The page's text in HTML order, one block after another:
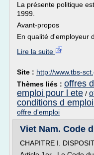
La présente politique
1999.
Avant-propos
En qualité d'employeur
Lire la suite
Site : http://www.tbs-
Thèmes liés : offres
emploi pour l ete /
conditions d
offre d'emploi
Viet Nam. Code
CHAPITRE I.